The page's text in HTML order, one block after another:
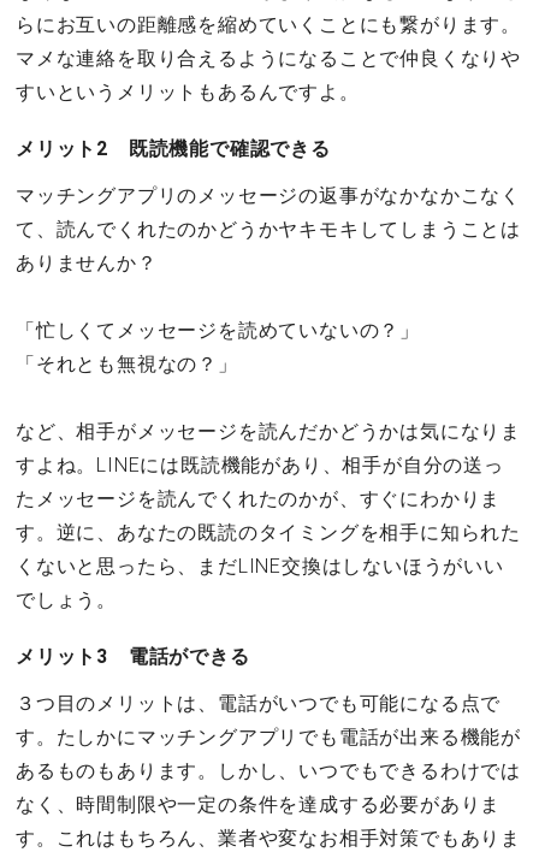
らにお互いの距離感を縮めていくことにも繋がります。
マメな連絡を取り合えるようになることで仲良くなりや
すいというメリットもあるんですよ。
メリット2 既読機能で確認できる
マッチングアプリのメッセージの返事がなかなかこなく
て、読んでくれたのかどうかヤキモキしてしまうことは
ありませんか？
「忙しくてメッセージを読めていないの？」
「それとも無視なの？」
など、相手がメッセージを読んだかどうかは気になりま
すよね。LINEには既読機能があり、相手が自分の送っ
たメッセージを読んでくれたのかが、すぐにわかりま
す。逆に、あなたの既読のタイミングを相手に知られた
くないと思ったら、まだLINE交換はしないほうがいい
でしょう。
メリット3 電話ができる
３つ目のメリットは、電話がいつでも可能になる点で
す。たしかにマッチングアプリでも電話が出来る機能が
あるものもあります。しかし、いつでもできるわけでは
なく、時間制限や一定の条件を達成する必要がありま
す。これはもちろん、業者や変なお相手対策でもありま